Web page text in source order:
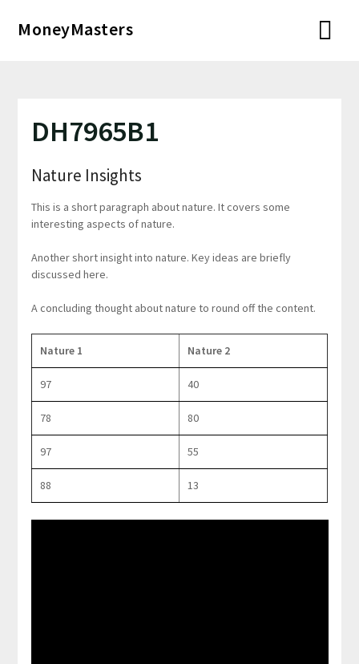
MoneyMasters
DH7965B1
Nature Insights
This is a short paragraph about nature. It covers some
interesting aspects of nature.
Another short insight into nature. Key ideas are briefly
discussed here.
A concluding thought about nature to round off the content.
Nature 1 Nature 2
97 40
78 80
97 55
88 13